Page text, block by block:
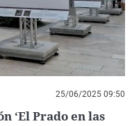
25/06/2025 09:50
‘El Prado en las